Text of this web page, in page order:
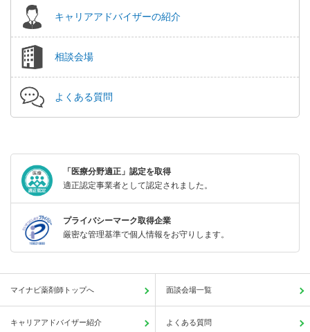
キャリアアドバイザーの紹介
相談会場
よくある質問
「医療分野適正」認定を取得
適正認定事業者として認定されました。
プライバシーマーク取得企業
厳密な管理基準で個人情報をお守りします。
マイナビ薬剤師トップへ 面談会場一覧
キャリアアドバイザー紹介 よくある質問